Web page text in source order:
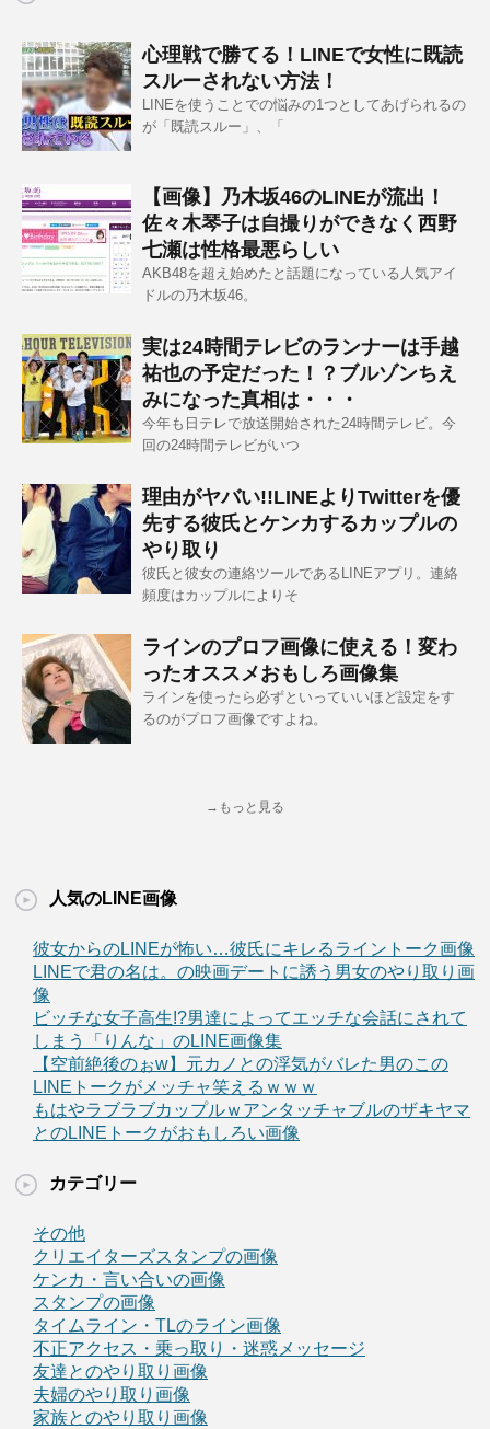
心理戦で勝てる！LINEで女性に既読
スルーされない方法！
LINEを使うことでの悩みの1つとしてあげられるの
が「既読スルー」、「
【画像】乃木坂46のLINEが流出！
佐々木琴子は自撮りができなく西野
七瀬は性格最悪らしい
AKB48を超え始めたと話題になっている人気アイ
ドルの乃木坂46。
実は24時間テレビのランナーは手越
祐也の予定だった！？ブルゾンちえ
みになった真相は・・・
今年も日テレで放送開始された24時間テレビ。今
回の24時間テレビがいつ
理由がヤバい!!LINEよりTwitterを優
先する彼氏とケンカするカップルの
やり取り
彼氏と彼女の連絡ツールであるLINEアプリ。連絡
頻度はカップルによりそ
ラインのプロフ画像に使える！変わ
ったオススメおもしろ画像集
ラインを使ったら必ずといっていいほど設定をす
るのがプロフ画像ですよね。
→もっと見る
人気のLINE画像
彼女からのLINEが怖い…彼氏にキレるライントーク画像
LINEで君の名は。の映画デートに誘う男女のやり取り画
像
ビッチな女子高生!?男達によってエッチな会話にされて
しまう「りんな」のLINE画像集
【空前絶後のぉw】元カノとの浮気がバレた男のこの
LINEトークがメッチャ笑えるｗｗｗ
もはやラブラブカップルｗアンタッチャブルのザキヤマ
とのLINEトークがおもしろい画像
カテゴリー
その他
クリエイターズスタンプの画像
ケンカ・言い合いの画像
スタンプの画像
タイムライン・TLのライン画像
不正アクセス・乗っ取り・迷惑メッセージ
友達とのやり取り画像
夫婦のやり取り画像
家族とのやり取り画像